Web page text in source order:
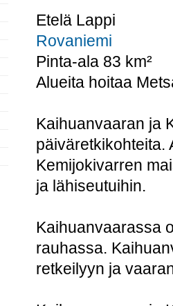
Etelä Lappi
Rovaniemi
Pinta-ala 83 km²
Alueita hoitaa
Kaihuanvaaran ja
päiväretkikohteita.
Kemijokivarren
ja lähiseutuihin.
Kaihuanvaarassa
rauhassa.
retkeilyyn ja